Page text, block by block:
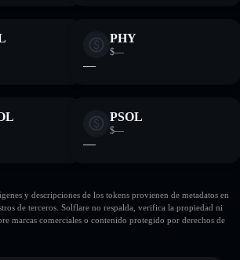
PHY
$—
—
PSOL
$—
—
y descripciones de los tokens provienen de metadatos en
de terceros. Solflare no respalda, verifica la propiedad ni
marcas comerciales o contenido protegido por derechos de